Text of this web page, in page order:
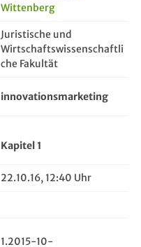
Wittenberg
Juristische und
Wirtschaftswissenschaftli
che Fakultät
innovationsmarketing
Kapitel 1
22.10.16, 12:40 Uhr
1.2015-10-